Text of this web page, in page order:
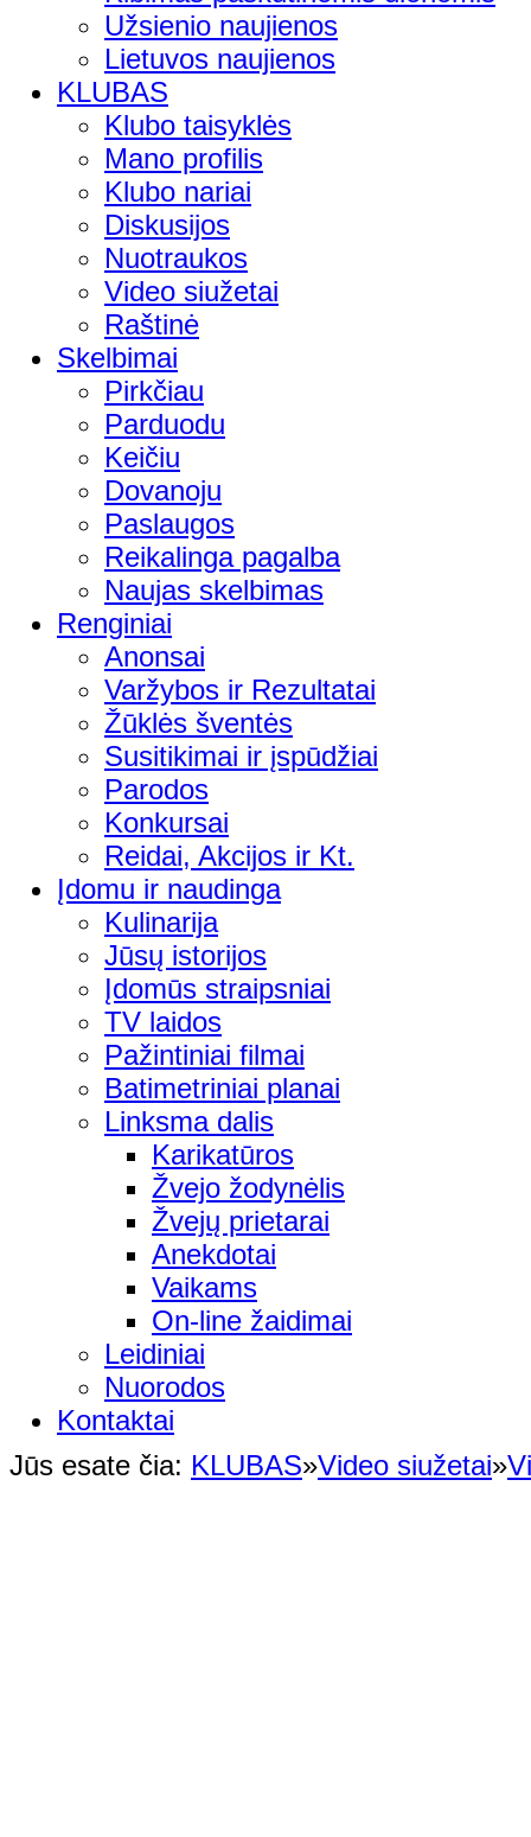
Užsienio naujienos
Lietuvos naujienos
KLUBAS
Klubo taisyklės
Mano profilis
Klubo nariai
Diskusijos
Nuotraukos
Video siužetai
Raštinė
Skelbimai
Pirkčiau
Parduodu
Keičiu
Dovanoju
Paslaugos
Reikalinga pagalba
Naujas skelbimas
Renginiai
Anonsai
Varžybos ir Rezultatai
Žūklės šventės
Susitikimai ir įspūdžiai
Parodos
Konkursai
Reidai, Akcijos ir Kt.
Įdomu ir naudinga
Kulinarija
Jūsų istorijos
Įdomūs straipsniai
TV laidos
Pažintiniai filmai
Batimetriniai planai
Linksma dalis
Karikatūros
Žvejo žodynėlis
Žvejų prietarai
Anekdotai
Vaikams
On-line žaidimai
Leidiniai
Nuorodos
Kontaktai
Jūs esate čia: KLUBAS»Video siužetai»